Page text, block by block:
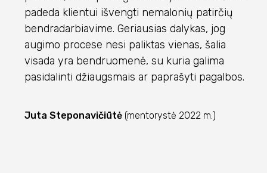
padeda klientui išvengti nemalonių patirčių
bendradarbiavime. Geriausias dalykas, jog
augimo procese nesi paliktas vienas, šalia
visada yra bendruomenė, su kuria galima
pasidalinti džiaugsmais ar paprašyti pagalbos.
Juta Steponavičiūtė (mentorystė 2022 m.)